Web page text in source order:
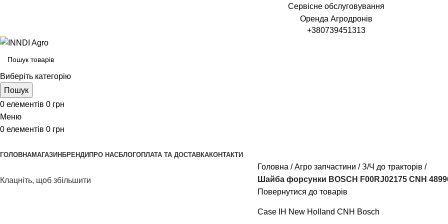
Сервісне обслуговування
Оренда Агродронів
+380739451313
Виберіть категорію
Пошук
0 елементів 0 грн
Меню
0 елементів 0 грн
ГОЛОВНАМАГАЗИН БРЕНДИ ПРО НАСБЛОГОПЛАТА ТА ДОСТАВКАКОНТАКТИ
Клацніть, щоб збільшити
Головна Агро запчастини
З/Ч до тракторів
Шайба форсунки BOSCH F00RJ02175 CNH
Повернутися до товарів
Case IH New HollandCNH Bosch